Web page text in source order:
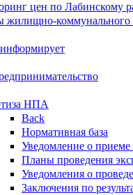
цен по Лабинскому
жилищно-коммунального
НПА
Back
Нормативная база
Уведомление о
Планы проведения
Уведомления о
Заключения по